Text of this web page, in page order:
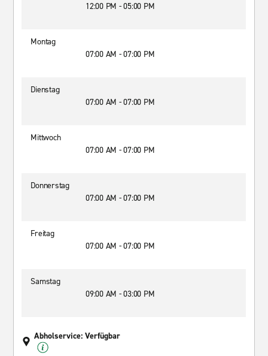
12:00 PM - 05:00 PM
Montag
07:00 AM - 07:00 PM
Dienstag
07:00 AM - 07:00 PM
Mittwoch
07:00 AM - 07:00 PM
Donnerstag
07:00 AM - 07:00 PM
Freitag
07:00 AM - 07:00 PM
Samstag
09:00 AM - 03:00 PM
Abholservice: Verfügbar